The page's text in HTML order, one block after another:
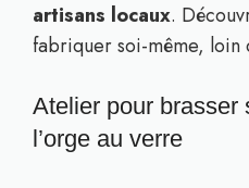
artisans locaux.
fabriquer soi-même, loin
Atelier pour brasser
l’orge au verre